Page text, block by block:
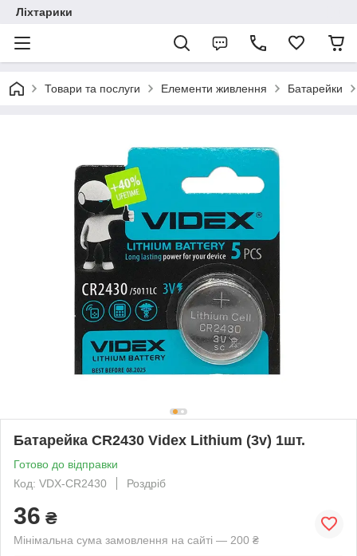
Ліхтарики
Товари та послуги Елементи живлення Батарейки
Батарейка CR2430 Videx Lithium (3v) 1шт.
Готово до відправки
Код: VDX-CR2430
Роздріб
36 ₴
Мінімальна сума замовлення на сайті — 200 ₴